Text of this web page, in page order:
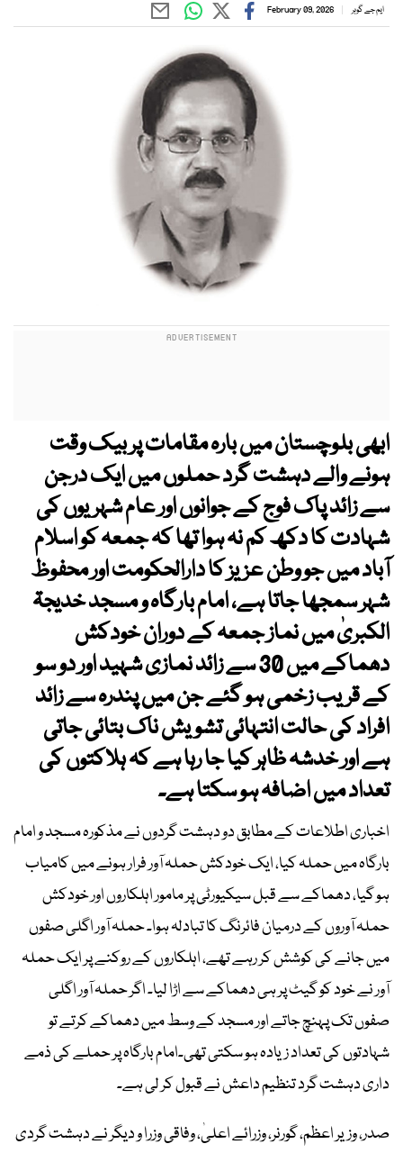
ایم جے گوہر February 09, 2026
ابھی بلوچستان میں بارہ مقامات پر بیک وقت
ہونے والے دہشت گرد حملوں میں ایک درجن
سے زائد پاک فوج کے جوانوں اور عام شہریوں کی
شہادت کا دکھ کم نہ ہوا تھا کہ جمعہ کو اسلام
آباد میں جو وطن عزیز کا دارالحکومت اور محفوظ
شہر سمجھا جاتا ہے، امام بارگاہ و مسجد خدیجۃ
الکبریٰ میں نماز جمعہ کے دوران خودکش
دھماکے میں 30 سے زائد نمازی شہید اور دو سو
کے قریب زخمی ہو گئے جن میں پندرہ سے زائد
افراد کی حالت انتہائی تشویش ناک بتائی جاتی
ہے اور خدشہ ظاہر کیا جا رہا ہے کہ ہلاکتوں کی
تعداد میں اضافہ ہو سکتا ہے۔
اخباری اطلاعات کے مطابق دو دہشت گردوں نے مذکورہ مسجد و امام
بارگاہ میں حملہ کیا، ایک خودکش حملہ آور فرار ہونے میں کامیاب
ہو گیا، دھماکے سے قبل سیکیورٹی پر مامور اہلکاروں اور خودکش
حملہ آوروں کے درمیان فائرنگ کا تبادلہ ہوا۔ حملہ آور اگلی صفوں
میں جانے کی کوشش کر رہے تھے، اہلکاروں کے روکنے پر ایک حملہ
آور نے خود کو گیٹ پر ہی دھماکے سے اڑا لیا۔ اگر حملہ آور اگلی
صفوں تک پہنچ جاتے اور مسجد کے وسط میں دھماکے کرتے تو
شہادتوں کی تعداد زیادہ ہو سکتی تھی۔امام بارگاہ پر حملے کی ذمے
داری دہشت گرد تنظیم داعش نے قبول کر لی ہے۔
صدر، وزیر اعظم، گورنر، وزرائے اعلیٰ، وفاقی وزرا و دیگر نے دہشت گردی